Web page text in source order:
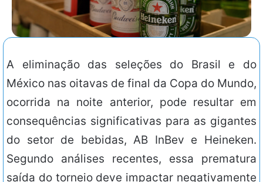
A eliminação das seleções do Brasil e do
México nas oitavas de final da Copa do Mundo,
ocorrida na noite anterior, pode resultar em
consequências significativas para as gigantes
do setor de bebidas, AB InBev e Heineken.
Segundo análises recentes, essa prematura
saída do torneio deve impactar negativamente